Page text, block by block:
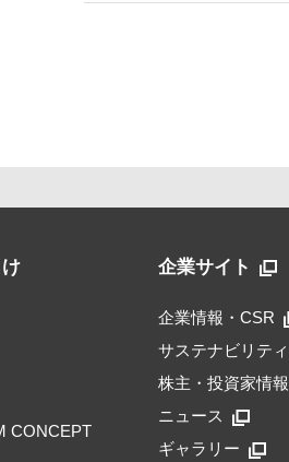
CONCEPT
企業サイト
企業情報・CSR
サステナビリティ
株主・投資家情報
ニュース
ギャラリー